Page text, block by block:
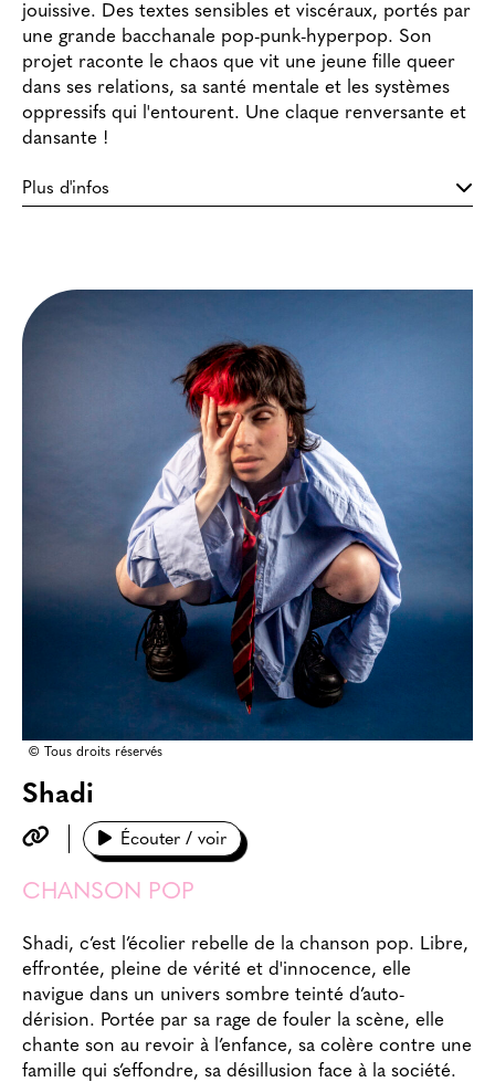
jouissive. Des textes sensibles et viscéraux, portés par
une grande bacchanale pop-punk-hyperpop. Son
projet raconte le chaos que vit une jeune fille queer
dans ses relations, sa santé mentale et les systèmes
oppressifs qui l'entourent. Une claque renversante et
dansante !
Plus d'infos
© Tous droits réservés
Shadi
Écouter / voir
CHANSON POP
Shadi, c’est l’écolier rebelle de la chanson pop. Libre,
effrontée, pleine de vérité et d'innocence, elle
navigue dans un univers sombre teinté d’auto-
dérision. Portée par sa rage de fouler la scène, elle
chante son au revoir à l’enfance, sa colère contre une
famille qui s’effondre, sa désillusion face à la société.